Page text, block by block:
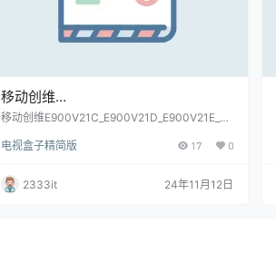
移动创维
E900V21C_E900V21D_E900V21E_M
当贝桌面免拆卡刷固件包(亲测)
移动创维E900V21C_E900V21D_E900V21E_M
拆卡刷固件包(亲测)
电视盒子精简版 17 0
2333it 24年11月12日